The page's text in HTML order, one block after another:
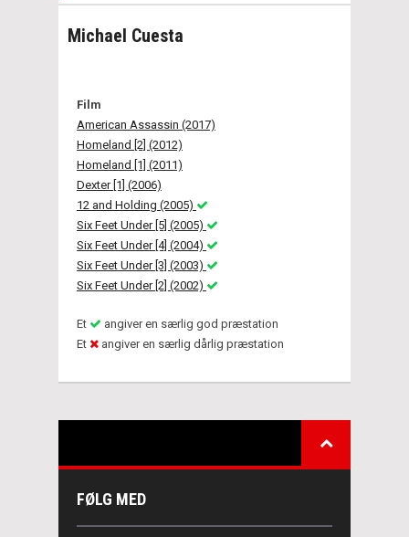
Michael Cuesta
Film
American Assassin (2017)
Homeland [2] (2012)
Homeland [1] (2011)
Dexter [1] (2006)
12 and Holding (2005)
Six Feet Under [5] (2005)
Six Feet Under [4] (2004)
Six Feet Under [3] (2003)
Six Feet Under [2] (2002)
Et
angiver en særlig god præstation
Et
angiver en særlig dårlig præstation
FØLG MED